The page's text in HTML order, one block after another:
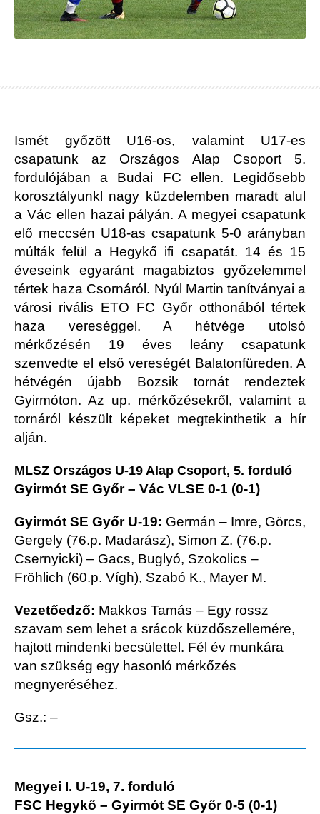
Ismét győzött U16-os, valamint U17-es
csapatunk az Országos Alap Csoport 5.
fordulójában a Budai FC ellen. Legidősebb
korosztályunkl nagy küzdelemben maradt alul
a Vác ellen hazai pályán. A megyei csapatunk
elő meccsén U18-as csapatunk 5-0 arányban
múlták felül a Hegykő ifi csapatát. 14 és 15
éveseink egyaránt magabiztos győzelemmel
tértek haza Csornáról. Nyúl Martin tanítványai a
városi rivális ETO FC Győr otthonából tértek
haza vereséggel. A hétvége utolsó
mérkőzésén 19 éves leány csapatunk
szenvedte el első vereségét Balatonfüreden. A
hétvégén újabb Bozsik tornát rendeztek
Gyirmóton. Az up. mérkőzésekről, valamint a
tornáról készült képeket megtekinthetik a hír
alján.
MLSZ Országos U-19 Alap Csoport, 5. forduló
Gyirmót SE Győr – Vác VLSE 0-1 (0-1)
Gyirmót SE Győr U-19: Germán – Imre, Görcs,
Gergely (76.p. Madarász), Simon Z. (76.p.
Csernyicki) – Gacs, Buglyó, Szokolics –
Fröhlich (60.p. Vígh), Szabó K., Mayer M.
Vezetőedző: Makkos Tamás – Egy rossz
szavam sem lehet a srácok küzdőszellemére,
hajtott mindenki becsülettel. Fél év munkára
van szükség egy hasonló mérkőzés
megnyeréséhez.
Gsz.: –
Megyei I. U-19, 7. forduló
FSC Hegykő – Gyirmót SE Győr 0-5 (0-1)